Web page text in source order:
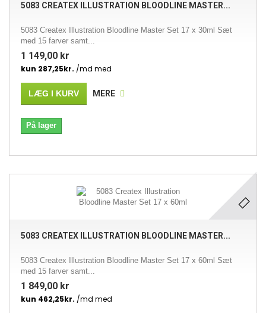
5083 CREATEX ILLUSTRATION BLOODLINE MASTER...
5083 Createx Illustration Bloodline Master Set 17 x 30ml Sæt
med 15 farver samt...
1 149,00 kr
LÆG I KURV MERE
På lager
5083 CREATEX ILLUSTRATION BLOODLINE MASTER...
5083 Createx Illustration Bloodline Master Set 17 x 60ml Sæt
med 15 farver samt...
1 849,00 kr